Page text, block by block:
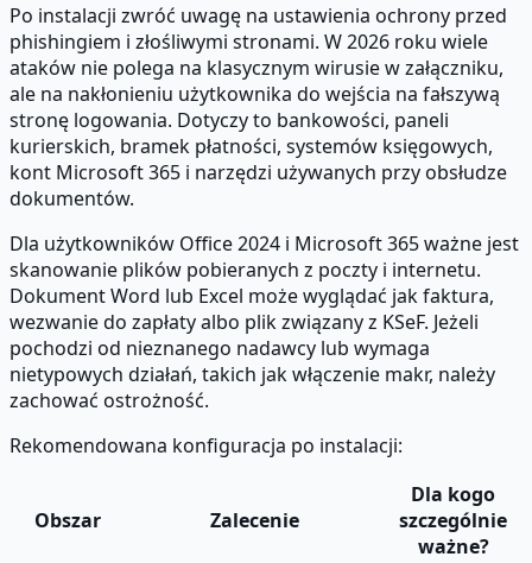
Po instalacji zwróć uwagę na ustawienia ochrony przed
phishingiem i złośliwymi stronami. W 2026 roku wiele
ataków nie polega na klasycznym wirusie w załączniku,
ale na nakłonieniu użytkownika do wejścia na fałszywą
stronę logowania. Dotyczy to bankowości, paneli
kurierskich, bramek płatności, systemów księgowych,
kont Microsoft 365 i narzędzi używanych przy obsłudze
dokumentów.
Dla użytkowników Office 2024 i Microsoft 365 ważne jest
skanowanie plików pobieranych z poczty i internetu.
Dokument Word lub Excel może wyglądać jak faktura,
wezwanie do zapłaty albo plik związany z KSeF. Jeżeli
pochodzi od nieznanego nadawcy lub wymaga
nietypowych działań, takich jak włączenie makr, należy
zachować ostrożność.
Rekomendowana konfiguracja po instalacji:
Obszar Zalecenie
Dla kogo
szczególnie
ważne?